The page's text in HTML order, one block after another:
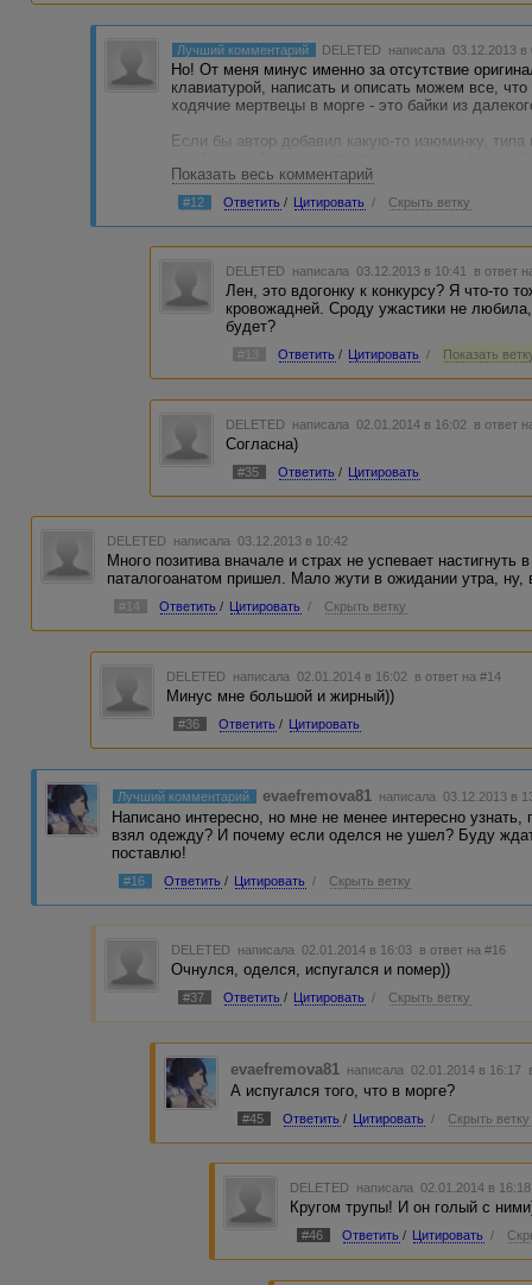
Лучший комментарий DELETED написала 03.12.2013
Но! От меня минус именно за отсутствие
клавиатурой, написать и описать можем все,
ходячие мертвецы в морге - это байки из
Если бы автор добавил какую-то изюминку,
мама моет подъезды и поет при этом арии
талантом страждущей, но гордой нищеты...
морга... А злобный патологоанатом,
благородный труп и изъял органы. Через
статистику... Ну как-то так. И больше эмоций!
- монстр и извращенец-маньяк!
Показать весь комментарий
#12 Ответить / Цитировать / Скрыть ветку
DELETED написала 03.12.2013 в 10:41 в ответ
Лен, это вдогонку к конкурсу? Я что-то
кровожадней. Сроду ужастики не
будет?
#13 Ответить / Цитировать / Показать
DELETED написала 02.01.2014 в 16:02 в ответ
Согласна)
#35 Ответить / Цитировать
DELETED написала 03.12.2013 в 10:42
Много позитива вначале и страх не успевает
паталогоанатом пришел. Мало жути в ожидании утра, ну,
#14 Ответить / Цитировать / Скрыть ветку
DELETED написала 02.01.2014 в 16:02 в ответ на #14
Минус мне большой и жирный))
#36 Ответить / Цитировать
Лучший комментарий evaefremova81 написала 03.12.2013 в
Написано интересно, но мне не менее интересно
взял одежду? И почему если оделся не ушел? Буду
поставлю!
#16 Ответить / Цитировать / Скрыть ветку
DELETED написала 02.01.2014 в 16:03 в ответ на #16
Очнулся, оделся, испугался и помер))
#37 Ответить / Цитировать / Скрыть ветку
evaefremova81 написала 02.01.2014 в 16:17
А испугался того, что в морге?
#45 Ответить / Цитировать / Скрыть ветку
DELETED написала 02.01.2014 в
Кругом трупы! И он голый с
#46 Ответить / Цитировать /